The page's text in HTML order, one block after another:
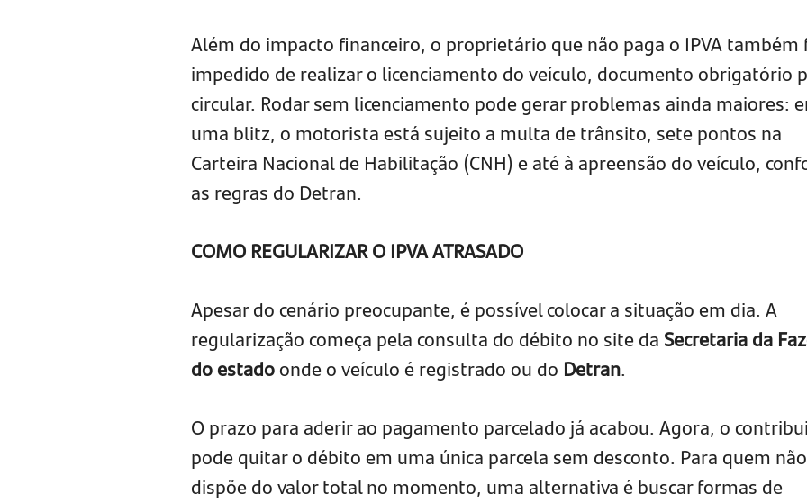
Além do impacto financeiro, o proprietário que não paga o IPVA também
impedido de realizar o licenciamento do veículo, documento obrigatório
circular. Rodar sem licenciamento pode gerar problemas ainda maiores:
uma blitz, o motorista está sujeito a multa de trânsito, sete pontos na
Carteira Nacional de Habilitação (CNH) e até à apreensão do veículo,
as regras do Detran.
COMO REGULARIZAR O IPVA ATRASADO
Apesar do cenário preocupante, é possível colocar a situação em dia. A
regularização começa pela consulta do débito no site da Secretaria da
do estadoonde o veículo é registrado ou do Detran.
O prazo para aderir ao pagamento parcelado já acabou. Agora, o
pode quitar o débito em uma única parcela sem desconto. Para quem não
dispõe do valor total no momento, uma alternativa é buscar formas de